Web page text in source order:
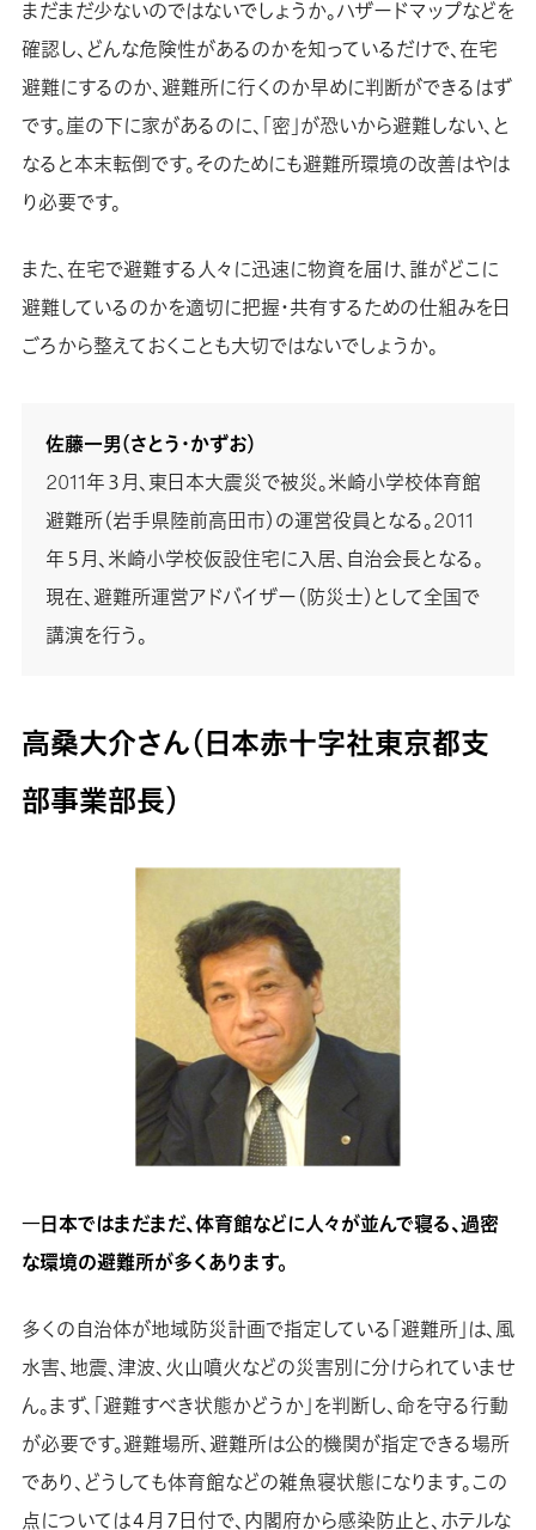
まだまだ少ないのではないでしょうか。ハザードマップなどを
確認し、どんな危険性があるのかを知っているだけで、在宅
避難にするのか、避難所に行くのか早めに判断ができるはず
です。崖の下に家があるのに、「密」が恐いから避難しない、と
なると本末転倒です。そのためにも避難所環境の改善はやは
り必要です。
また、在宅で避難する人々に迅速に物資を届け、誰がどこに
避難しているのかを適切に把握・共有するための仕組みを日
ごろから整えておくことも大切ではないでしょうか。
佐藤一男（さとう・かずお）
2011年３月、東日本大震災で被災。米崎小学校体育館
避難所（岩手県陸前高田市）の運営役員となる。2011
年５月、米崎小学校仮設住宅に入居、自治会長となる。
現在、避難所運営アドバイザー（防災士）として全国で
講演を行う。
高桑大介さん（日本赤十字社東京都支
部事業部長）
―日本ではまだまだ、体育館などに人々が並んで寝る、過密
な環境の避難所が多くあります。
多くの自治体が地域防災計画で指定している「避難所」は、風
水害、地震、津波、火山噴火などの災害別に分けられていませ
ん。まず、「避難すべき状態かどうか」を判断し、命を守る行動
が必要です。避難場所、避難所は公的機関が指定できる場所
であり、どうしても体育館などの雑魚寝状態になります。この
点については４月７日付で、内閣府から感染防止と、ホテルな